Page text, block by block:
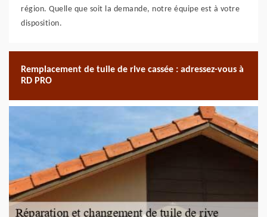
région. Quelle que soit la demande, notre équipe est à votre
disposition.
Remplacement de tuile de rive cassée : adressez-vous à
RD PRO